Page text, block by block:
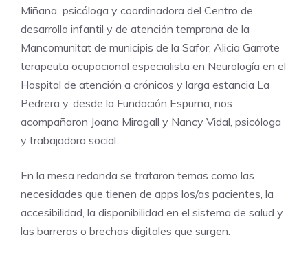
Miñana psicóloga y coordinadora del Centro de
desarrollo infantil y de atención temprana de la
Mancomunitat de municipis de la Safor, Alicia Garrote
terapeuta ocupacional especialista en Neurología en el
Hospital de atención a crónicos y larga estancia La
Pedrera y, desde la Fundación Espurna, nos
acompañaron Joana Miragall y Nancy Vidal, psicóloga
y trabajadora social.
En la mesa redonda se trataron temas como las
necesidades que tienen de apps los/as pacientes, la
accesibilidad, la disponibilidad en el sistema de salud y
las barreras o brechas digitales que surgen.